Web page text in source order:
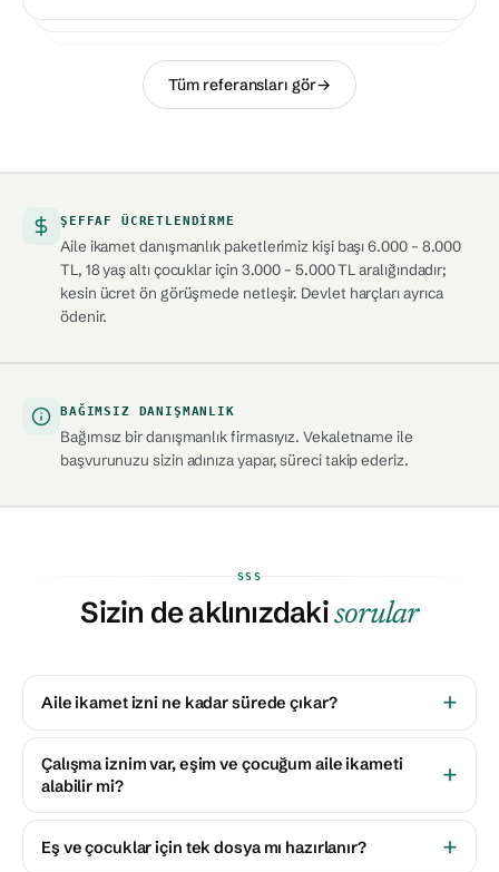
Tüm referansları gör→
ŞEFFAF ÜCRETLENDIRME
Aile ikamet danışmanlık paketlerimiz kişi başı 6.000 – 8.000
TL, 18 yaş altı çocuklar için 3.000 – 5.000 TL aralığındadır;
kesin ücret ön görüşmede netleşir. Devlet harçları ayrıca
ödenir.
BAĞIMSIZ DANIŞMANLIK
Bağımsız bir danışmanlık firmasıyız. Vekaletname ile
başvurunuzu sizin adınıza yapar, süreci takip ederiz.
SSS
Sizin de aklınızdakisorular
Aile ikamet izni ne kadar sürede çıkar?
Çalışma iznim var, eşim ve çocuğum aile ikameti
alabilir mi?
Eş ve çocuklar için tek dosya mı hazırlanır?